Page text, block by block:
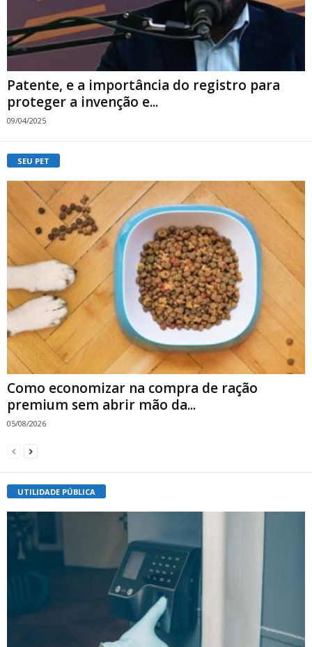
Patente, e a importância do registro para
proteger a invenção e...
09/04/2025
SEU PET
Como economizar na compra de ração
premium sem abrir mão da...
05/08/2026
UTILIDADE PÚBLICA